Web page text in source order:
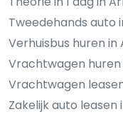
Tweedehands auto
Verhuisbus huren in
Vrachtwagen
Vrachtwagen
Zakelijk auto leasen